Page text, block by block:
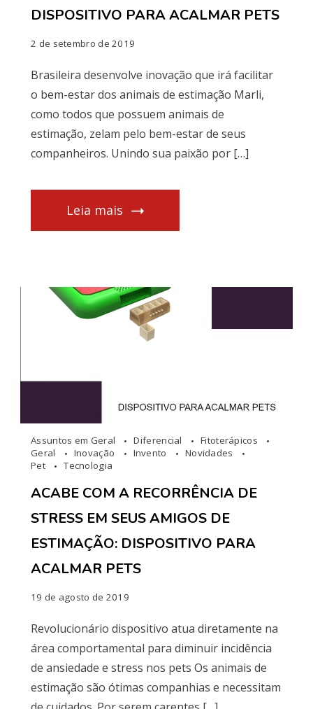
DISPOSITIVO PARA ACALMAR PETS
2 de setembro de 2019
Brasileira desenvolve inovação que irá facilitar
o bem-estar dos animais de estimação Marli,
como todos que possuem animais de
estimação, zelam pelo bem-estar de seus
companheiros. Unindo sua paixão por […]
Leia mais
Assuntos em Geral Diferencial
Fitoterápicos
Geral
Inovação Invento
Novidades
Pet
Tecnologia
ACABE COM A RECORRÊNCIA DE
STRESS EM SEUS AMIGOS DE
ESTIMAÇÃO: DISPOSITIVO PARA
ACALMAR PETS
19 de agosto de 2019
Revolucionário dispositivo atua diretamente na
área comportamental para diminuir incidência
de ansiedade e stress nos pets Os animais de
estimação são ótimas companhias e necessitam